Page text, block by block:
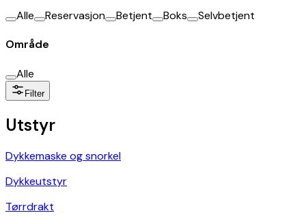
Alle Reservasjon Betjent Boks Selvbetjent
Område
Alle
Filter
Utstyr
Dykkemaske og snorkel
Dykkeutstyr
Tørrdrakt